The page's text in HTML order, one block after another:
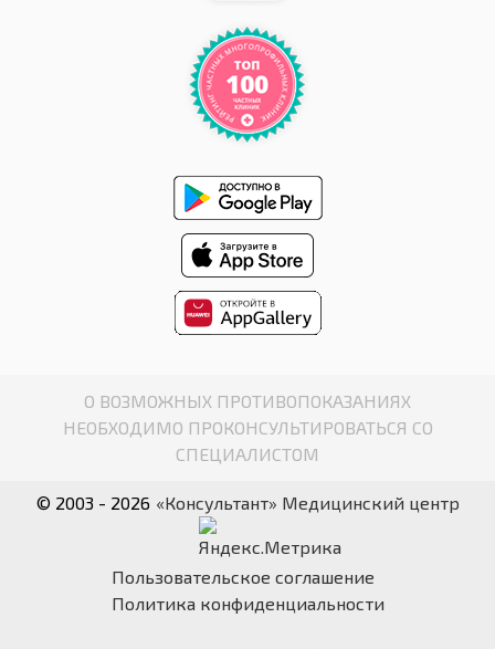
О ВОЗМОЖНЫХ ПРОТИВОПОКАЗАНИЯХ
НЕОБХОДИМО ПРОКОНСУЛЬТИРОВАТЬСЯ СО
СПЕЦИАЛИСТОМ
© 2003 - 2026 «Консультант» Медицинский центр
Пользовательское соглашение
Политика конфиденциальности